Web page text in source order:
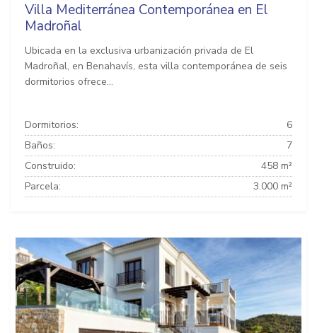
Villa Mediterránea Contemporánea en El
Madroñal
Ubicada en la exclusiva urbanización privada de El
Madroñal, en Benahavís, esta villa contemporánea de seis
dormitorios ofrece...
Dormitorios:
6
Baños:
7
Construido:
458 m²
Parcela:
3.000 m²